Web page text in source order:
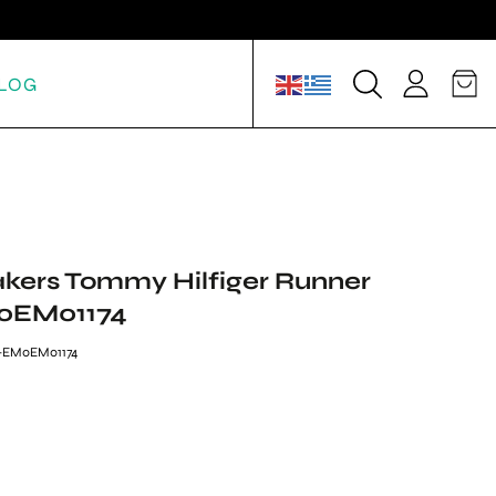
Tommy Hilfiger Runner